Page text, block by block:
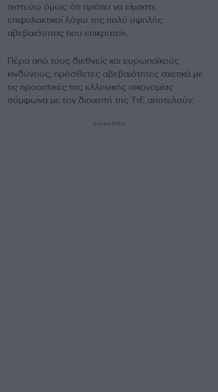
πιστεύω όμως ότι πρέπει να είμαστε
επιφυλακτικοί λόγω της πολύ υψηλής
αβεβαιότητας που επικρατεί».
Πέρα από τους διεθνείς και ευρωπαϊκούς
κινδύνους, πρόσθετες αβεβαιότητες σχετικά με
τις προοπτικές της ελληνικής οικονομίας
σύμφωνα με τον διοικητή της ΤτΕ αποτελούν:
ΔΙΑΦΗΜΙΣΗ